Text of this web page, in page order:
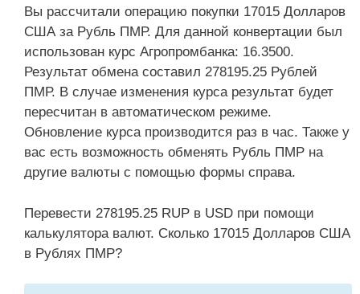
Вы рассчитали операцию покупки 17015 Долларов
США за Рубль ПМР. Для данной конвертации был
использован курс Агропромбанка: 16.3500.
Результат обмена составил 278195.25 Рублей
ПМР. В случае изменения курса результат будет
пересчитан в автоматическом режиме.
Обновление курса производится раз в час. Также у
вас есть возможность обменять Рубль ПМР на
другие валюты с помощью формы справа.
Перевести 278195.25 RUP в USD при помощи
калькулятора валют. Сколько 17015 Долларов США
в Рублях ПМР?